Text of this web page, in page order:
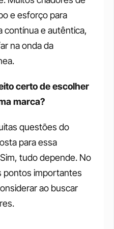
e esforço para
contínua e autêntica,
na onda da
certo de escolher
marca?
questões do
para essa
tudo depende. No
pontos importantes
ao buscar